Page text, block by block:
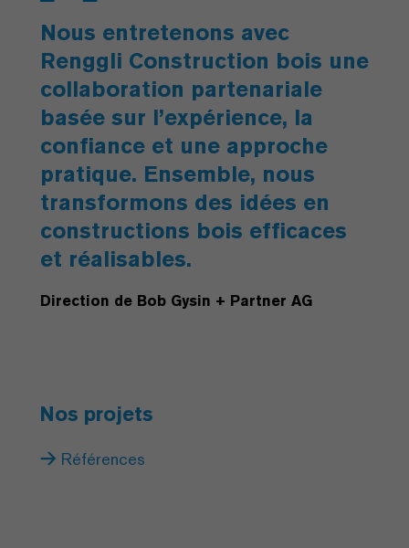
Nous entretenons avec
Renggli Construction bois une
collaboration partenariale
basée sur l’expérience, la
confiance et une approche
pratique. Ensemble, nous
transformons des idées en
constructions bois efficaces
et réalisables.
Direction de Bob Gysin + Partner AG
Nos projets
Références